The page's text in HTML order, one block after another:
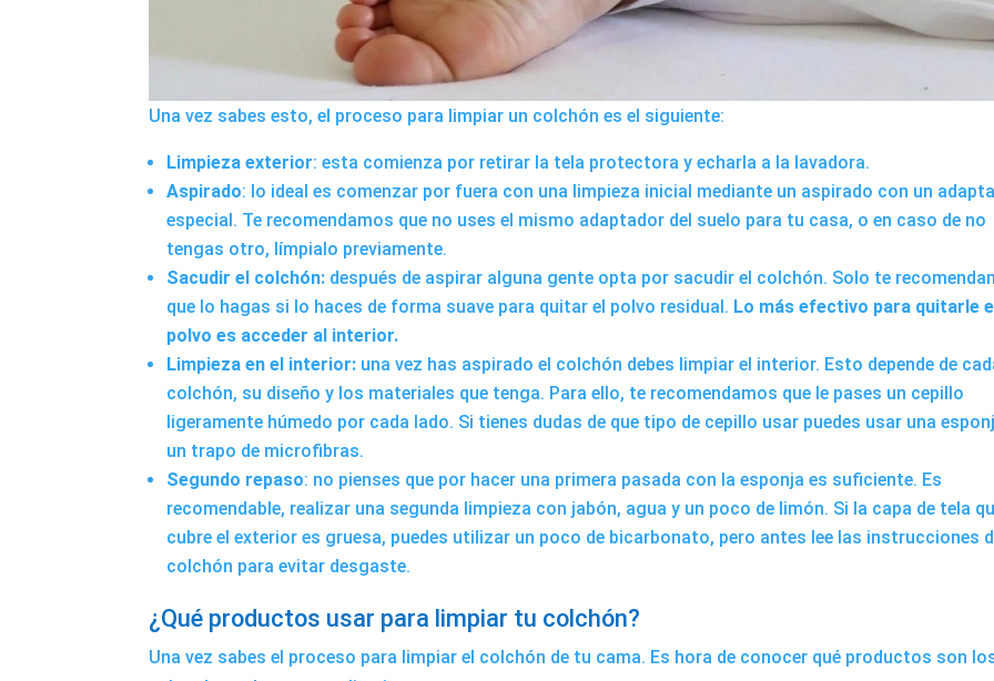
Una vez sabes esto, el proceso para limpiar un colchón es el siguiente:
Limpieza exterior: esta comienza por retirar la tela protectora y echarla a la lavadora.
Aspirado: lo ideal es comenzar por fuera con una limpieza inicial mediante un aspirado con un
especial. Te recomendamos que no uses el mismo adaptador del suelo para tu casa, o en caso de no
tengas otro, límpialo previamente.
Sacudir el colchón: después de aspirar alguna gente opta por sacudir el colchón. Solo te
que lo hagas si lo haces de forma suave para quitar el polvo residual. Lo más efectivo para quitarle
polvo es acceder al interior.
Limpieza en el interior: una vez has aspirado el colchón debes limpiar el interior. Esto depende de
colchón, su diseño y los materiales que tenga. Para ello, te recomendamos que le pases un cepillo
ligeramente húmedo por cada lado. Si tienes dudas de que tipo de cepillo usar puedes usar una
un trapo de microfibras.
Segundo repaso: no pienses que por hacer una primera pasada con la esponja es suficiente. Es
recomendable, realizar una segunda limpieza con jabón, agua y un poco de limón. Si la capa de tela
cubre el exterior es gruesa, puedes utilizar un poco de bicarbonato, pero antes lee las instrucciones
colchón para evitar desgaste.
¿Qué productos usar para limpiar tu colchón?
Una vez sabes el proceso para limpiar el colchón de tu cama. Es hora de conocer qué productos son